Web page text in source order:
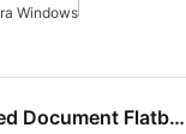
Windows
HP Scanjet N6350 Networked Document Flatbed Scanner drivers